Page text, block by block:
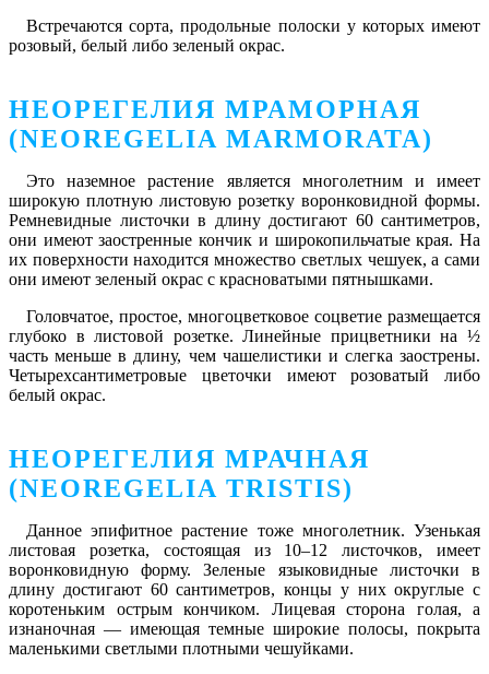
Встречаются сорта, продольные полоски у которых имеют
розовый, белый либо зеленый окрас.
НЕОРЕГЕЛИЯ МРАМОРНАЯ
(NEOREGELIA MARMORATA)
Это наземное растение является многолетним и имеет
широкую плотную листовую розетку воронковидной формы.
Ремневидные листочки в длину достигают 60 сантиметров,
они имеют заостренные кончик и широкопильчатые края. На
их поверхности находится множество светлых чешуек, а сами
они имеют зеленый окрас с красноватыми пятнышками.
Головчатое, простое, многоцветковое соцветие размещается
глубоко в листовой розетке. Линейные прицветники на ½
часть меньше в длину, чем чашелистики и слегка заострены.
Четырехсантиметровые цветочки имеют розоватый либо
белый окрас.
НЕОРЕГЕЛИЯ МРАЧНАЯ
(NEOREGELIA TRISTIS)
Данное эпифитное растение тоже многолетник. Узенькая
листовая розетка, состоящая из 10–12 листочков, имеет
воронковидную форму. Зеленые языковидные листочки в
длину достигают 60 сантиметров, концы у них округлые с
коротеньким острым кончиком. Лицевая сторона голая, а
изнаночная ― имеющая темные широкие полосы, покрыта
маленькими светлыми плотными чешуйками.